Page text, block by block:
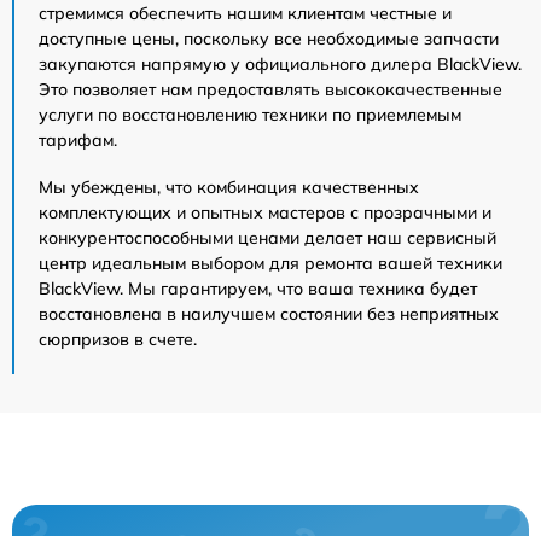
стремимся обеспечить нашим клиентам честные и
доступные цены, поскольку все необходимые запчасти
закупаются напрямую у официального дилера BlackView.
Это позволяет нам предоставлять высококачественные
услуги по восстановлению техники по приемлемым
тарифам.
Мы убеждены, что комбинация качественных
комплектующих и опытных мастеров с прозрачными и
конкурентоспособными ценами делает наш сервисный
центр идеальным выбором для ремонта вашей техники
BlackView. Мы гарантируем, что ваша техника будет
восстановлена в наилучшем состоянии без неприятных
сюрпризов в счете.